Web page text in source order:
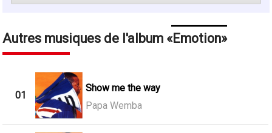
Autres musiques de l'album Emotion
01
Show me the way
Papa Wemba